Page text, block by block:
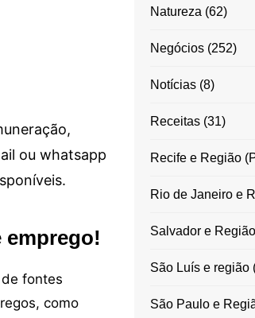
ou whatsapp
emprego!
fontes
como
Natureza (62)
Negócios(252)
Notícias(8)
Receitas(31)
Recife e Região
Rio de Janeiro e
Salvador e
São Luís e região
São Paulo e